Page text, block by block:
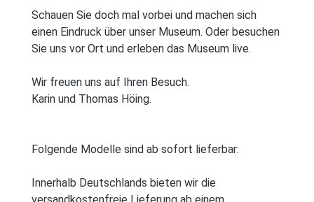
Schauen Sie doch mal vorbei und machen sich
einen Eindruck über unser Museum. Oder besuchen
Sie uns vor Ort und erleben das Museum live.
Wir freuen uns auf Ihren Besuch.
Karin und Thomas Höing.
Folgende Modelle sind ab sofort lieferbar:
Innerhalb Deutschlands bieten wir die